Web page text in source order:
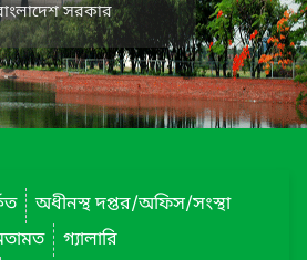
সরকার
অধীনস্থ দপ্তর/অফিস/সংস্থা
গ্যালারি